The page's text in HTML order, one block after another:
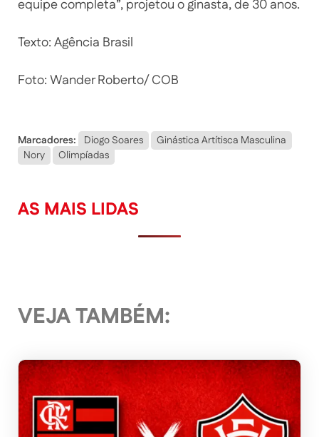
equipe completa”, projetou o ginasta, de 30 anos.
Texto: Agência Brasil
Foto: Wander Roberto/ COB
Marcadores: Diogo Soares
Ginástica Artítisca Masculina
Nory
Olimpíadas
AS MAIS LIDAS
VEJA TAMBÉM: